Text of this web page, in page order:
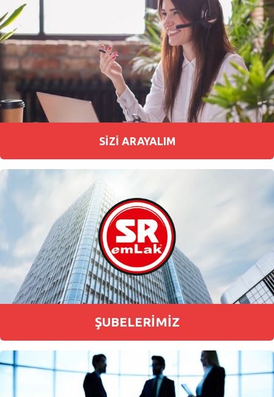
SİZİ ARAYALIM
ŞUBELERİMİZ